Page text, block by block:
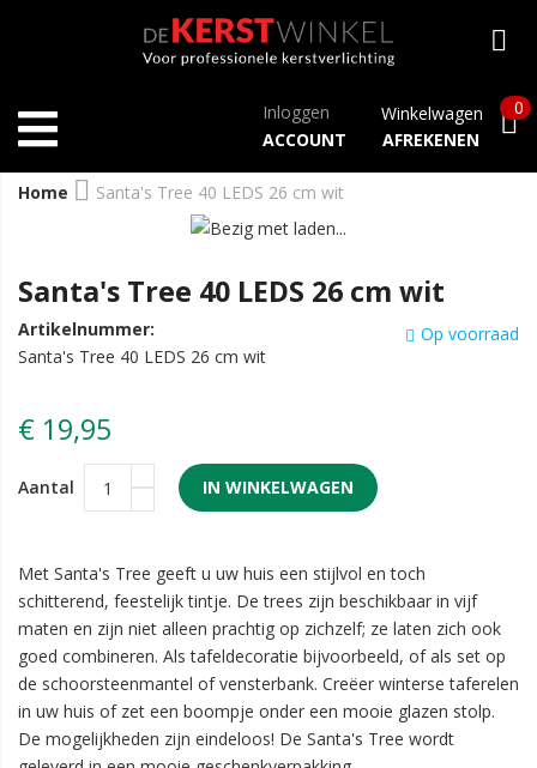
Inloggen
ACCOUNT
Winkelwagen
AFREKENEN
0
Home Santa's Tree 40 LEDS 26 cm wit
Santa's Tree 40 LEDS 26 cm wit
Op voorraad
Artikelnummer:
Santa's Tree 40 LEDS 26 cm wit
€ 19,95
Aantal IN WINKELWAGEN
Met Santa's Tree geeft u uw huis een stijlvol en toch
schitterend, feestelijk tintje. De trees zijn beschikbaar in vijf
maten en zijn niet alleen prachtig op zichzelf; ze laten zich ook
goed combineren. Als tafeldecoratie bijvoorbeeld, of als set op
de schoorsteenmantel of vensterbank. Creëer winterse taferelen
in uw huis of zet een boompje onder een mooie glazen stolp.
De mogelijkheden zijn eindeloos! De Santa's Tree wordt